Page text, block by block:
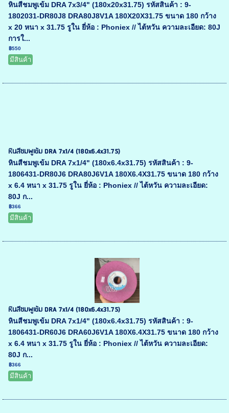
หินสีชมพูเข้ม DRA 7x3/4" (180x20x31.75) รหัสสินค้า : 9-
1802031-DR80J8 DRA80J8V1A 180X20X31.75 ขนาด 180 กว้าง
x 20 หนา x 31.75 รูใน ยี่ห้อ : Phoniex // ไต้หวัน ความละเอียด: 80J
การใ...
฿550
มีสินค้า
หินสีชมพูเข้ม DRA 7x1/4 (180x6.4x31.75)
หินสีชมพูเข้ม DRA 7x1/4" (180x6.4x31.75) รหัสสินค้า : 9-
1806431-DR80J6 DRA80J6V1A 180X6.4X31.75 ขนาด 180 กว้าง
x 6.4 หนา x 31.75 รูใน ยี่ห้อ : Phoniex // ไต้หวัน ความละเอียด:
80J ก...
฿366
มีสินค้า
หินสีชมพูเข้ม DRA 7x1/4 (180x6.4x31.75)
หินสีชมพูเข้ม DRA 7x1/4" (180x6.4x31.75) รหัสสินค้า : 9-
1806431-DR60J6 DRA60J6V1A 180X6.4X31.75 ขนาด 180 กว้าง
x 6.4 หนา x 31.75 รูใน ยี่ห้อ : Phoniex // ไต้หวัน ความละเอียด:
80J ก...
฿366
มีสินค้า